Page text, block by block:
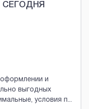
и
выгодных
условия п...